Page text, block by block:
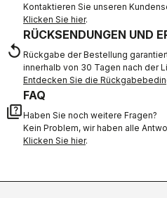
Kontaktieren Sie unseren
Klicken Sie hier.
replay
RÜCKSENDUNGEN UND
Rückgabe der Bestellung
innerhalb von 30 Tagen nach der
Entdecken Sie die
quiz
FAQ
Haben Sie noch weitere Fragen?
Kein Problem, wir haben alle
Klicken Sie hier.